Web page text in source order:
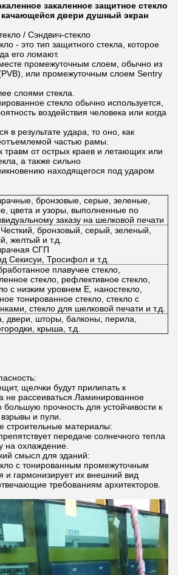
закаленное защитное стекло
качающейся двери душный экран
/ Сэндвич-стекло
- это тип защитного стекла, которое
его ломают.
промежуточным слоем, обычно из
или промежуточным слоем Sentry
слоями стекла.
стекло обычно используется,
воздействия человека или когда
в результате удара, то оно, как
частью рамы.
травм от острых краев и летающих или
а также сильно
находящегося под ударом
бронзовые, серые, зеленые,
цвета и узоры, выполненные по
заказу на шелковой печати
бронзовый, серый, зеленый,
желтый и т.д.
СГП
Секисуи, Тросифол и т.д.
плавучее стекло,
стекло, рефлективное стекло,
с низким уровнем E, наностекло,
тонированное стекло, стекло с
стекло для шелковой печати и т.д.
двери, шторы, балконы, перила,
крыша, т.д.
щелчки будут прилипать к
рассеиваться.Ламинированное
большую прочность для устойчивости к
и пули.
строительные материалы:
передаче солнечного тепла
на охлаждение.
смысл для зданий:
с тонированным промежуточным
и гармонизирует их внешний вид
требованиям архитекторов.